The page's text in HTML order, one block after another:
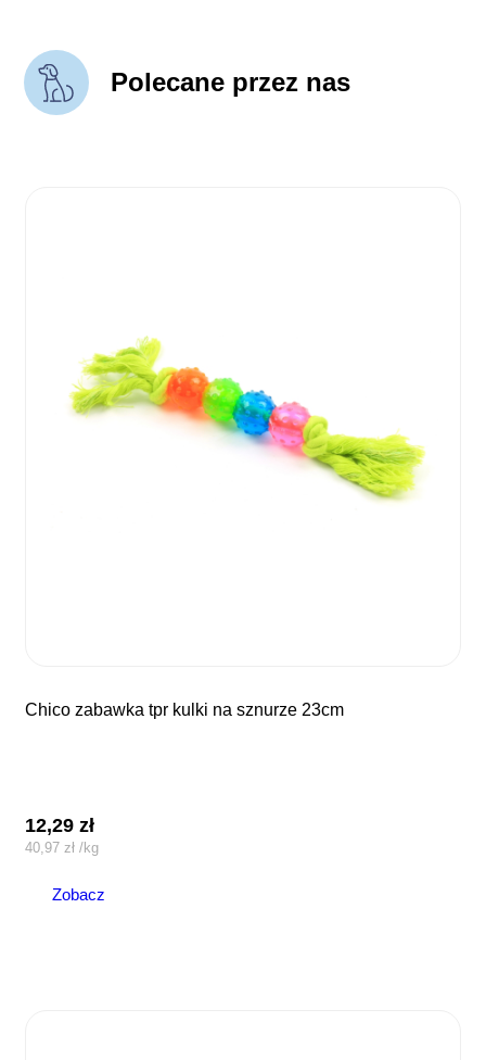
Polecane przez nas
chico zabawka tpr kulki na sznurze 23cm
12,29zł
40,97 zł /kg
Zobacz